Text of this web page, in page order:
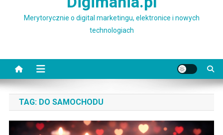
Merytorycznie o digital marketingu, elektronice i nowych
technologiach
TAG: DO SAMOCHODU